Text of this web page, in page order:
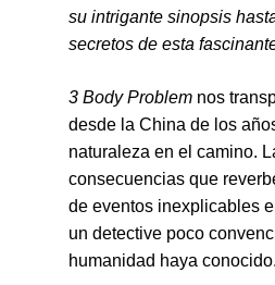
su intrigante sinopsis
secretos de esta
3 Body Problem nos
desde la China de los
naturaleza en el camino.
consecuencias que
de eventos inexplicables
un detective poco
humanidad haya conocido.